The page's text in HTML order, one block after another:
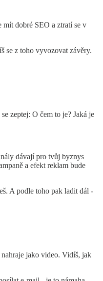
dobré SEO a ztratí se v
se z toho vyvozovat závěry.
zeptej: O čem to je? Jaká je
dávají pro tvůj byznys
a efekt reklam bude
A podle toho pak ladit dál -
jako video. Vidíš, jak